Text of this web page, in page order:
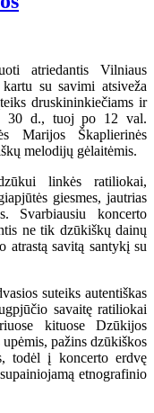
atriedantis Vilniaus
su savimi atsiveža
druskininkiečiams ir
30 d., tuoj po 12 val.
Marijos Škaplierinės
melodijų gėlaitėmis.
linkės ratiliokai,
giesmes, jautrias
Svarbiausiu koncerto
ne tik dzūkiškų dainų
atrastą savitą santykį su
suteiks autentiškas
savaitę ratiliokai
kituose Dzūkijos
pažins dzūkiškos
todėl į koncerto erdvę
etnografinio